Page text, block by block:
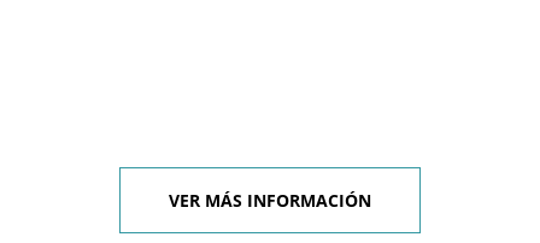
VER MÁS INFORMACIÓN